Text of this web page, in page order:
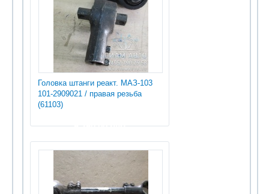
Головка штанги реакт. МАЗ-103
101-2909021 / правая резьба
(61103)
5 250.00 руб